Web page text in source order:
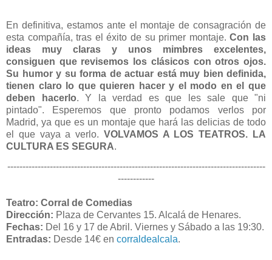
En definitiva, estamos ante el montaje de consagración de
esta compañía, tras el éxito de su primer montaje. Con las
ideas muy claras y unos mimbres excelentes,
consiguen que revisemos los clásicos con otros ojos.
Su humor y su forma de actuar está muy bien definida,
tienen claro lo que quieren hacer y el modo en el que
deben hacerlo. Y la verdad es que les sale que "ni
pintado". Esperemos que pronto podamos verlos por
Madrid, ya que es un montaje que hará las delicias de todo
el que vaya a verlo. VOLVAMOS A LOS TEATROS. LA
CULTURA ES SEGURA.
-------------------------------------------------------------------------------------
------------
Teatro: Corral de Comedias
Dirección: Plaza de Cervantes 15. Alcalá de Henares.
Fechas: Del 16 y 17 de Abril. Viernes y Sábado a las 19:30.
Entradas: Desde 14€ en corraldealcala.